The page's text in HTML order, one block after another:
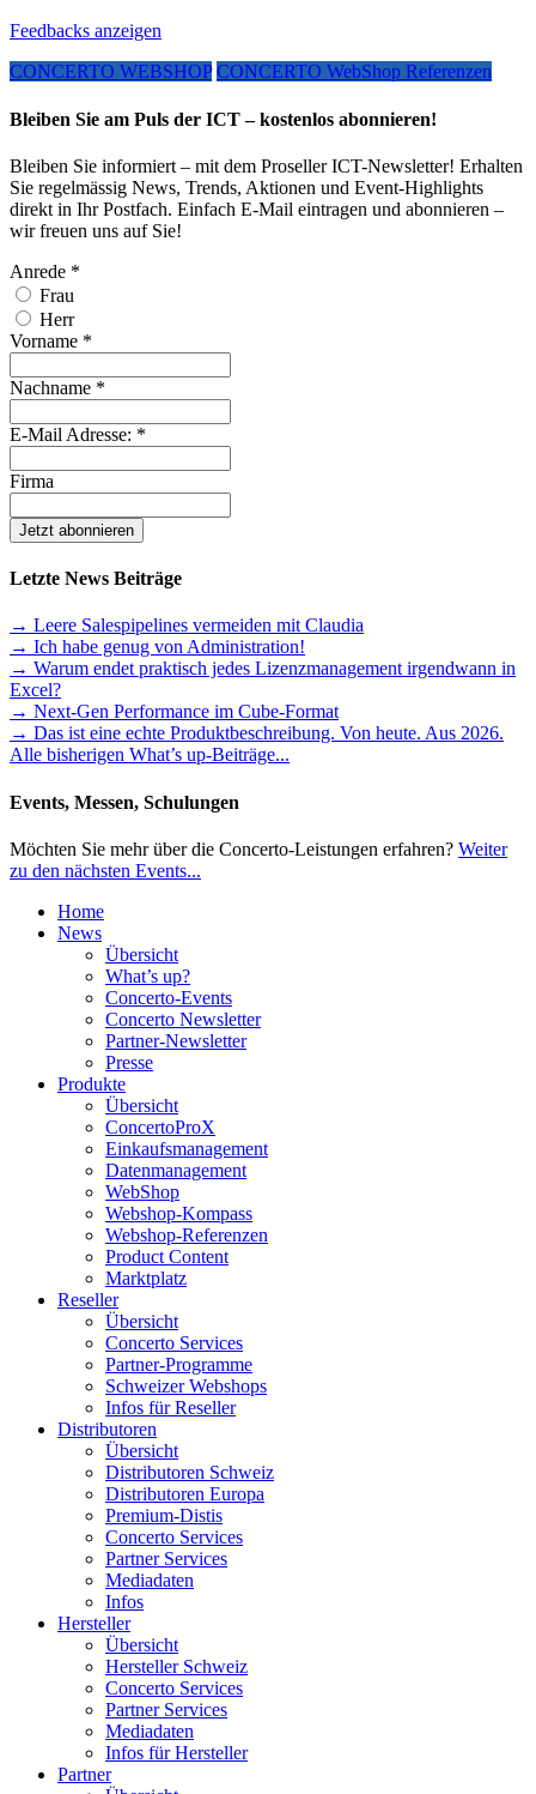
Feedbacks anzeigen
CONCERTO WEBSHOP CONCERTO WebShop Referenzen
Bleiben Sie am Puls der ICT – kostenlos abonnieren!
Bleiben Sie informiert – mit dem Proseller ICT-Newsletter! Erhalten
Sie regelmässig News, Trends, Aktionen und Event-Highlights
direkt in Ihr Postfach. Einfach E-Mail eintragen und abonnieren –
wir freuen uns auf Sie!
Anrede *
Frau
Herr
Vorname *
Nachname *
E-Mail Adresse: *
Firma
Letzte News Beiträge
→ Leere Salespipelines vermeiden mit Claudia
→ Ich habe genug von Administration!
→ Warum endet praktisch jedes Lizenzmanagement irgendwann in
Excel?
→ Next-Gen Performance im Cube-Format
→ Das ist eine echte Produktbeschreibung. Von heute. Aus 2026.
Alle bisherigen What’s up-Beiträge...
Events, Messen, Schulungen
Möchten Sie mehr über die Concerto-Leistungen erfahren? Weiter
zu den nächsten Events...
Home
News
Übersicht
What’s up?
Concerto-Events
Concerto Newsletter
Partner-Newsletter
Presse
Produkte
Übersicht
ConcertoProX
Einkaufsmanagement
Datenmanagement
WebShop
Webshop-Kompass
Webshop-Referenzen
Product Content
Marktplatz
Reseller
Übersicht
Concerto Services
Partner-Programme
Schweizer Webshops
Infos für Reseller
Distributoren
Übersicht
Distributoren Schweiz
Distributoren Europa
Premium-Distis
Concerto Services
Partner Services
Mediadaten
Infos
Hersteller
Übersicht
Hersteller Schweiz
Concerto Services
Partner Services
Mediadaten
Infos für Hersteller
Partner